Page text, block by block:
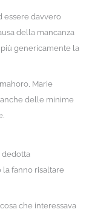
essere davvero
della mancanza
genericamente la
Marie
delle minime
dedotta
fanno risaltare
che interessava